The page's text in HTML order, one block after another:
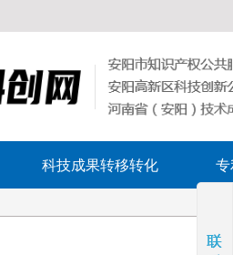
科技成果转移转化